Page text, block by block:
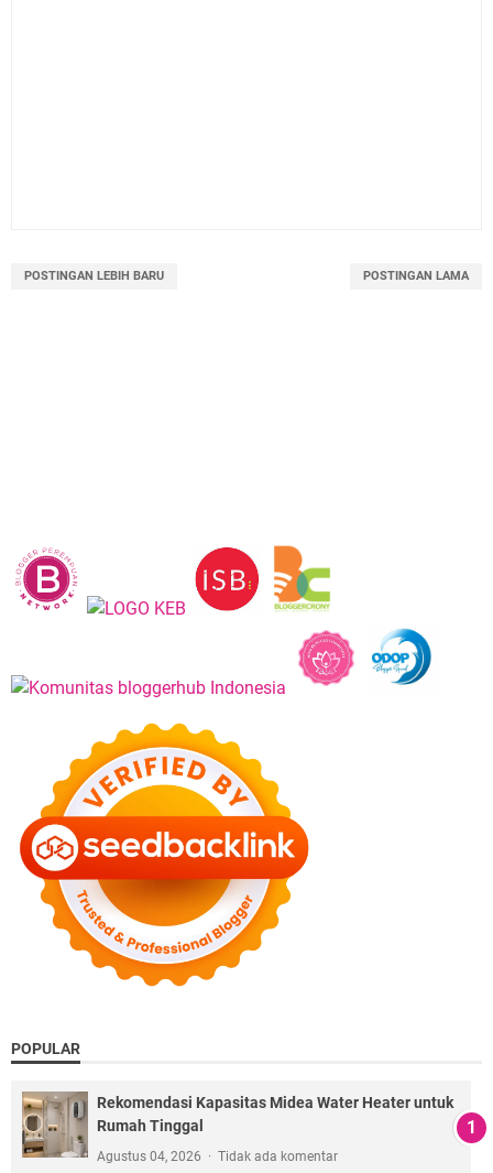
POSTINGAN LEBIH BARU POSTINGAN LAMA
POPULAR
Rekomendasi Kapasitas Midea Water Heater untuk
Rumah Tinggal
Agustus 04, 2026 Tidak ada komentar